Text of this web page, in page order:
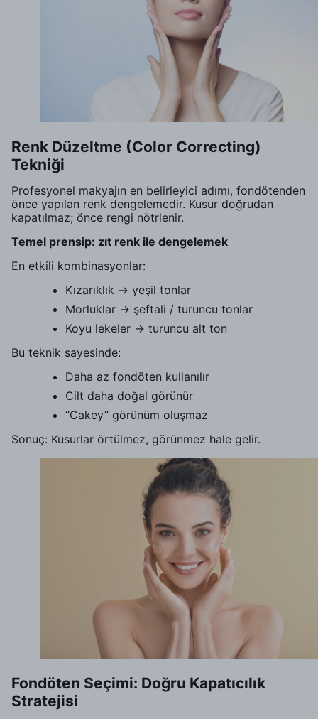
Renk Düzeltme (Color Correcting)
Tekniği
Profesyonel makyajın en belirleyici adımı, fondötenden
önce yapılan renk dengelemedir. Kusur doğrudan
kapatılmaz; önce rengi nötrlenir.
Temel prensip: zıt renk ile dengelemek
En etkili kombinasyonlar:
Kızarıklık → yeşil tonlar
Morluklar → şeftali / turuncu tonlar
Koyu lekeler → turuncu alt ton
Bu teknik sayesinde:
Daha az fondöten kullanılır
Cilt daha doğal görünür
“Cakey” görünüm oluşmaz
Sonuç: Kusurlar örtülmez, görünmez hale gelir.
Fondöten Seçimi: Doğru Kapatıcılık
Stratejisi